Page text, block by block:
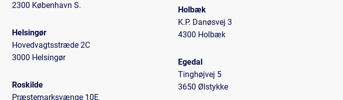
2300 København S.
Helsingør
Hovedvagtsstræde 2C
3000 Helsingør
Roskilde
Præstemarksvænge 10E
Holbæk
K.P. Danøsvej 3
4300 Holbæk
Egedal
Tinghøjvej 5
3650 Ølstykke